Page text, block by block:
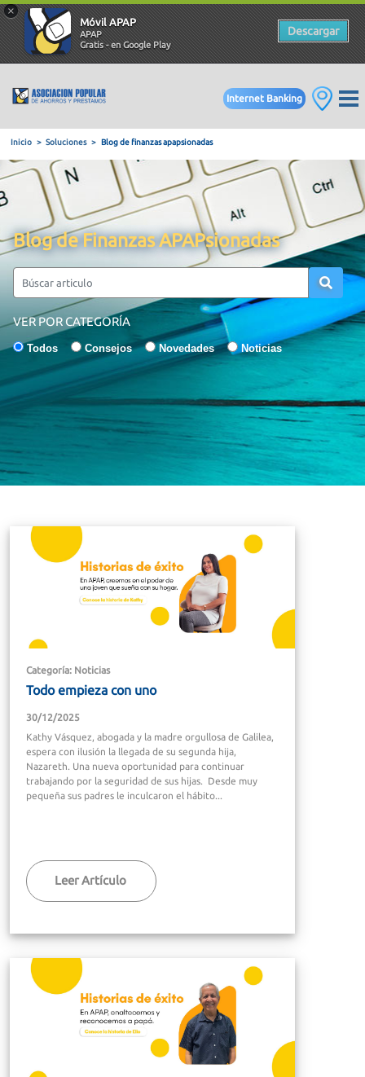
×
Móvil APAP
APAP
Gratis - en Google Play
Descargar
Internet Banking
Inicio Soluciones Blog de finanzas apapsionadas
Blog de Finanzas APAPsionadas
VER POR CATEGORÍA
Todos Consejos Novedades Noticias
Categoría: Noticias
Todo empieza con uno
30/12/2025
Kathy Vásquez, abogada y la madre orgullosa de Galilea,
espera con ilusión la llegada de su segunda hija,
Nazareth. Una nueva oportunidad para continuar
trabajando por la seguridad de sus hijas. Desde muy
pequeña sus padres le inculcaron el hábito...
Leer Artículo